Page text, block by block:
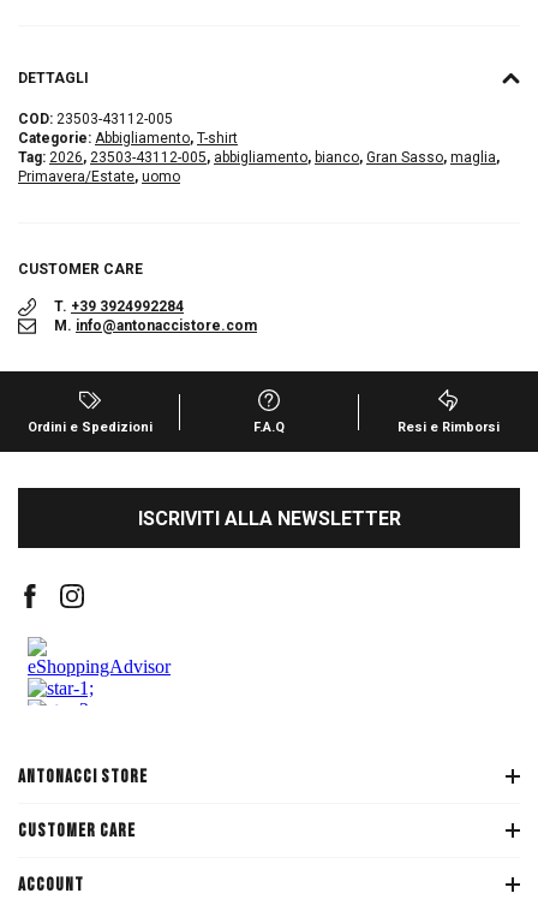
DETTAGLI
COD: 23503-43112-005
Categorie: Abbigliamento, T-shirt
Tag: 2026, 23503-43112-005, abbigliamento, bianco, Gran Sasso, maglia,
Primavera/Estate, uomo
CUSTOMER CARE
T. +39 3924992284
M. info@antonaccistore.com
Ordini e Spedizioni F.A.Q Resi e Rimborsi
ISCRIVITI ALLA NEWSLETTER
ANTONACCI STORE
CUSTOMER CARE
ACCOUNT